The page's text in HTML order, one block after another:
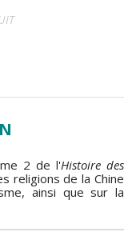
2 de l'Histoire des
religions de la Chine
ainsi que sur la